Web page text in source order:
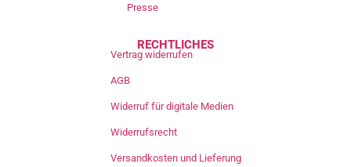
Presse
RECHTLICHES
Vertrag widerrufen
AGB
Widerruf für digitale Medien
Widerrufsrecht
Versandkosten und Lieferung